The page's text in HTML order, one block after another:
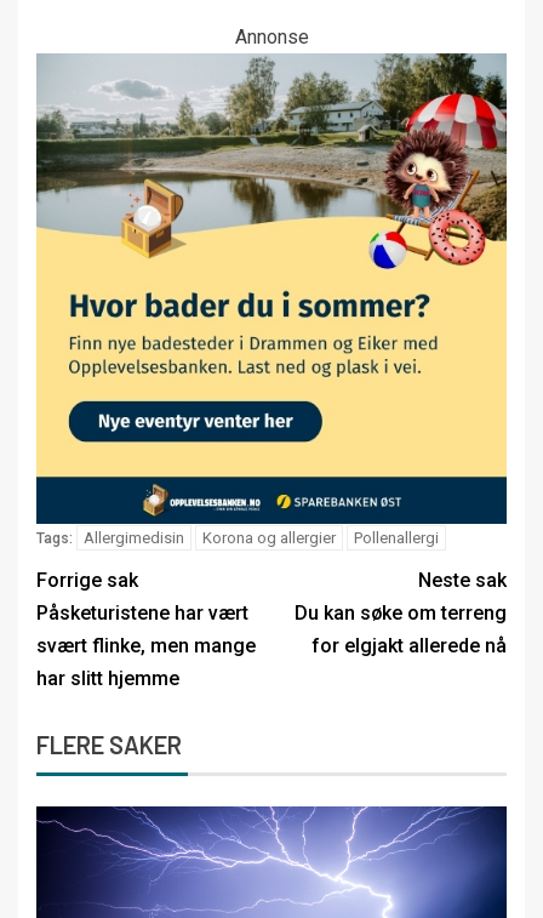
Annonse
Tags: Allergimedisin Korona og allergier Pollenallergi
Forrige sak
Påsketuristene har vært
svært flinke, men mange
har slitt hjemme
Neste sak
Du kan søke om terreng
for elgjakt allerede nå
FLERE SAKER